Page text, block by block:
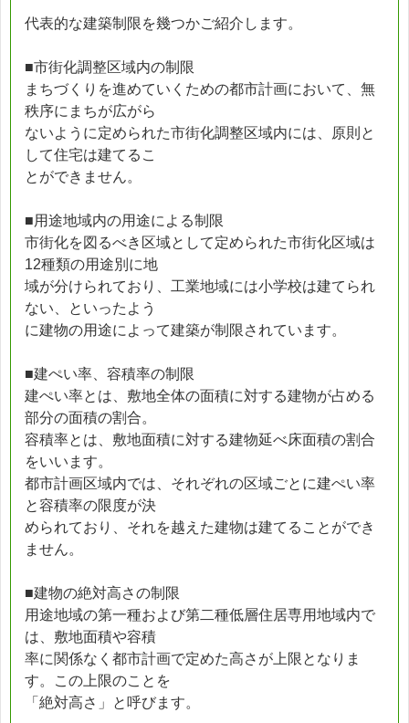
代表的な建築制限を幾つかご紹介します。
■市街化調整区域内の制限
まちづくりを進めていくための都市計画において、無
秩序にまちが広がら
ないように定められた市街化調整区域内には、原則と
して住宅は建てるこ
とができません。
■用途地域内の用途による制限
市街化を図るべき区域として定められた市街化区域は
12種類の用途別に地
域が分けられており、工業地域には小学校は建てられ
ない、といったよう
に建物の用途によって建築が制限されています。
■建ぺい率、容積率の制限
建ぺい率とは、敷地全体の面積に対する建物が占める
部分の面積の割合。
容積率とは、敷地面積に対する建物延べ床面積の割合
をいいます。
都市計画区域内では、それぞれの区域ごとに建ぺい率
と容積率の限度が決
められており、それを越えた建物は建てることができ
ません。
■建物の絶対高さの制限
用途地域の第一種および第二種低層住居専用地域内で
は、敷地面積や容積
率に関係なく都市計画で定めた高さが上限となりま
す。この上限のことを
「絶対高さ」と呼びます。